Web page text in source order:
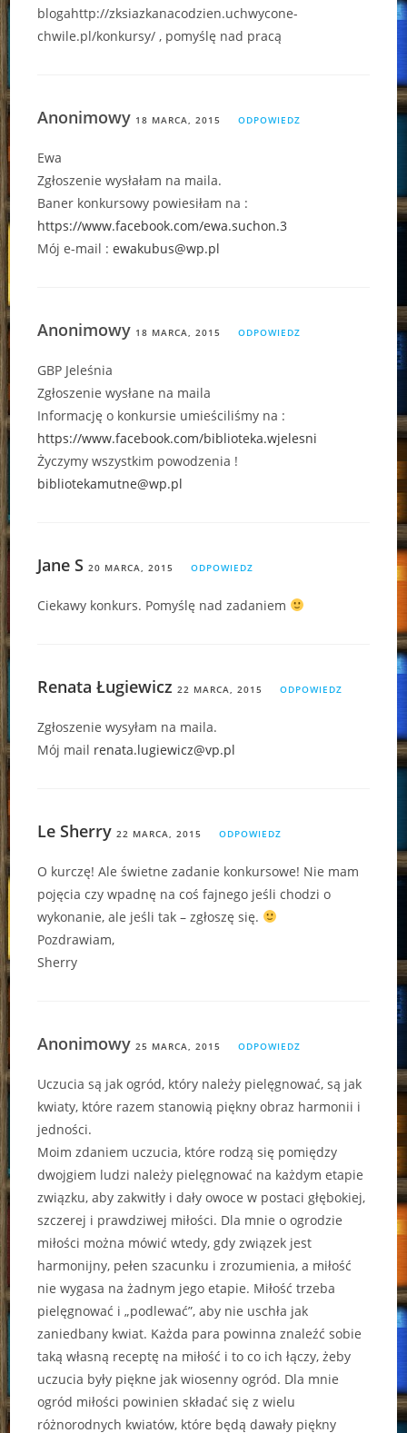
blogahttp://zksiazkanacodzien.uchwycone-
chwile.pl/konkursy/ , pomyślę nad pracą
Anonimowy 18 MARCA, 2015 ODPOWIEDZ
Ewa
Zgłoszenie wysłałam na maila.
Baner konkursowy powiesiłam na :
https://www.facebook.com/ewa.suchon.3
Mój e-mail :ewakubus@wp.pl
Anonimowy 18 MARCA, 2015 ODPOWIEDZ
GBP Jeleśnia
Zgłoszenie wysłane na maila
Informację o konkursie umieściliśmy na :
https://www.facebook.com/biblioteka.wjelesni
Życzymy wszystkim powodzenia !
bibliotekamutne@wp.pl
Jane S 20 MARCA, 2015 ODPOWIEDZ
Ciekawy konkurs. Pomyślę nad zadaniem
Renata Ługiewicz 22 MARCA, 2015 ODPOWIEDZ
Zgłoszenie wysyłam na maila.
Mój mail renata.lugiewicz@vp.pl
Le Sherry 22 MARCA, 2015 ODPOWIEDZ
O kurczę! Ale świetne zadanie konkursowe! Nie mam
pojęcia czy wpadnę na coś fajnego jeśli chodzi o
wykonanie, ale jeśli tak – zgłoszę się.
Pozdrawiam,
Sherry
Anonimowy25 MARCA, 2015 ODPOWIEDZ
Uczucia są jak ogród, który należy pielęgnować, są jak
kwiaty, które razem stanowią piękny obraz harmonii i
jedności.
Moim zdaniem uczucia, które rodzą się pomiędzy
dwojgiem ludzi należy pielęgnować na każdym etapie
związku, aby zakwitły i dały owoce w postaci głębokiej,
szczerej i prawdziwej miłości. Dla mnie o ogrodzie
miłości można mówić wtedy, gdy związek jest
harmonijny, pełen szacunku i zrozumienia, a miłość
nie wygasa na żadnym jego etapie. Miłość trzeba
pielęgnować i „podlewać”, aby nie uschła jak
zaniedbany kwiat. Każda para powinna znaleźć sobie
taką własną receptę na miłość i to co ich łączy, żeby
uczucia były piękne jak wiosenny ogród. Dla mnie
ogród miłości powinien składać się z wielu
różnorodnych kwiatów, które będą dawały piękny